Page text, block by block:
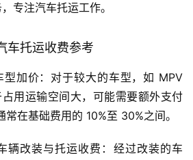
专注汽车托运工作。
车托运收费参考
型加价：对于较大的车型，如 MPV
用运输空间大，可能需要额外支付
在基础费用的 10%至 30%之间。
辆改装与托运收费：经过改装的车